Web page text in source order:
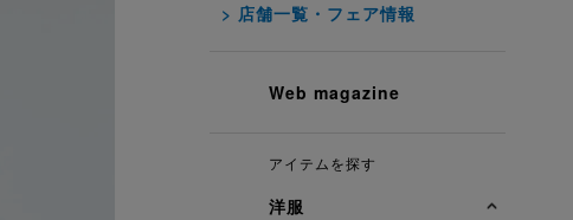
> 店舗一覧・フェア情報
Web magazine
アイテムを探す
洋服